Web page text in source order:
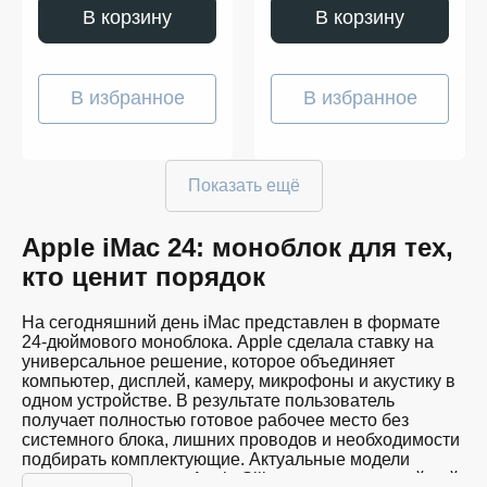
В корзину
В избранное
В корзину
В избранное
Показать ещё
Apple iMac 24: моноблок для тех,
кто ценит порядок
На сегодняшний день iMac представлен в формате
24-дюймового моноблока. Apple сделала ставку на
универсальное решение, которое объединяет
компьютер, дисплей, камеру, микрофоны и акустику в
одном устройстве. В результате пользователь
получает полностью готовое рабочее место без
системного блока, лишних проводов и необходимости
подбирать комплектующие. Актуальные модели
оснащаются чипами Apple Silicon, включая новейший